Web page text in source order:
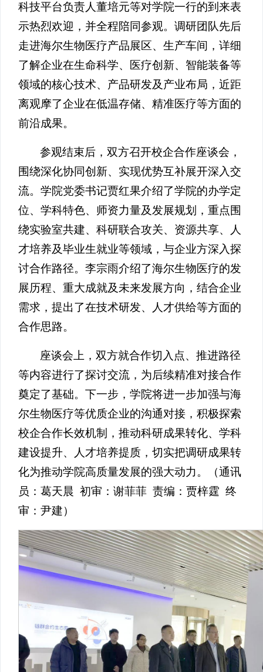
科技平台负责人董培元等对学院一行的到来表
示热烈欢迎，并全程陪同参观。调研团队先后
走进海尔生物医疗产品展区、生产车间，详细
了解企业在生命科学、医疗创新、智能装备等
领域的核心技术、产品研发及产业布局，近距
离观摩了企业在低温存储、精准医疗等方面的
前沿成果。
参观结束后，双方召开校企合作座谈会，
围绕深化协同创新、实现优势互补展开深入交
流。学院党委书记贾红果介绍了学院的办学定
位、学科特色、师资力量及发展规划，重点围
绕实验室共建、科研联合攻关、资源共享、人
才培养及毕业生就业等领域，与企业方深入探
讨合作路径。李宗雨介绍了海尔生物医疗的发
展历程、重大成就及未来发展方向，结合企业
需求，提出了在技术研发、人才供给等方面的
合作思路。
座谈会上，双方就合作切入点、推进路径
等内容进行了探讨交流，为后续精准对接合作
奠定了基础。下一步，学院将进一步加强与海
尔生物医疗等优质企业的沟通对接，积极探索
校企合作长效机制，推动科研成果转化、学科
建设提升、人才培养提质，切实把调研成果转
化为推动学院高质量发展的强大动力。（通讯
员：葛天晨 初审：谢菲菲 责编：贾梓霆 终
审：尹建）